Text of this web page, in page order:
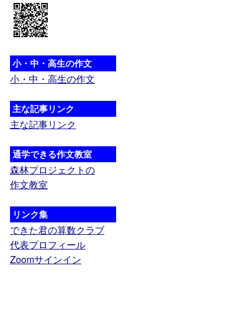
小・中・高生の作文
小・中・高生の作文
主な記事リンク
主な記事リンク
通学できる作文教室
森林プロジェクトの
作文教室
リンク集
できた君の算数クラブ
代表プロフィール
Zoomサインイン